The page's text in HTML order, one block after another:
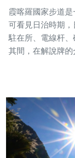
霞喀羅國家步道
可看見日治時期
駐在所、電線杆
其間，在解說牌